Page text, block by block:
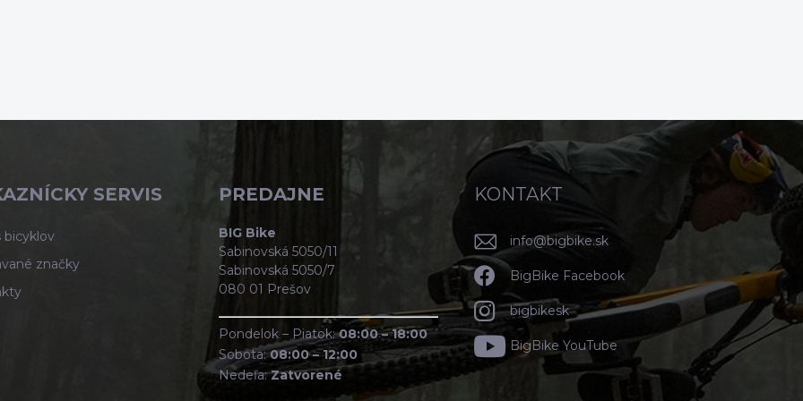
SERVIS
bicyklov
značky
PREDAJNE
BIG Bike
Sabinovská 5050/11
Sabinovská 5050/7
080 01 Prešov
Pondelok – Piatok:08:00 – 18:00
Sobota:08:00 – 12:00
Nedeľa:Zatvorené
KONTAKT
info@bigbike.sk
BigBike Facebook
bigbikesk
BigBike YouTube